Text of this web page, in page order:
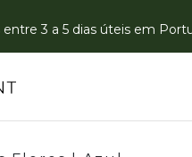
3 a 5 dias úteis em